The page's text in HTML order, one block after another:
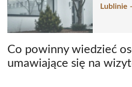
Lublinie
Co powinny wiedzieć
umawiające się na